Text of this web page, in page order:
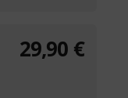
29,90 €